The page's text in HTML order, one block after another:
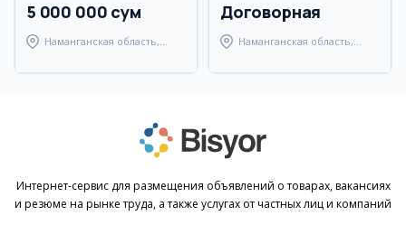
5 000 000 сум
Наманганская область,
Договорная
Наманганская область,
Интернет-сервис для размещения объявлений о товарах, вакансиях
и резюме на рынке труда, а также услугах от частных лиц и компаний